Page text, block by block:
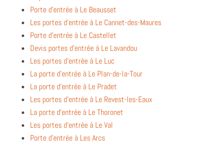
Porte d’entrée à Le Beausset
Les portes d’entrée à Le Cannet-des-Maures
Porte d’entrée à Le Castellet
Devis portes d’entrée à Le Lavandou
Les portes d’entrée à Le Luc
La porte d’entrée à Le Plan-de-la-Tour
La porte d’entrée à Le Pradet
Les portes d’entrée à Le Revest-les-Eaux
La porte d’entrée à Le Thoronet
Les portes d’entrée à Le Val
Porte d’entrée à Les Arcs